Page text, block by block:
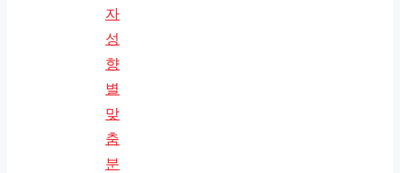
자
성
향
별
맞
춤
분